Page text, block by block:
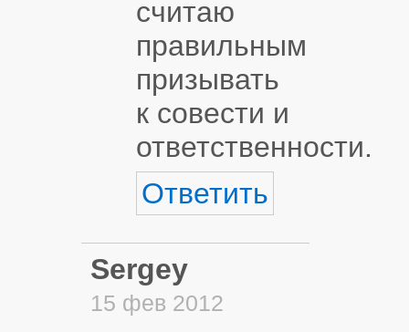
считаю
правильным
призывать
к совести и
ответственности.
Ответить
Sergey
15 фев 2012